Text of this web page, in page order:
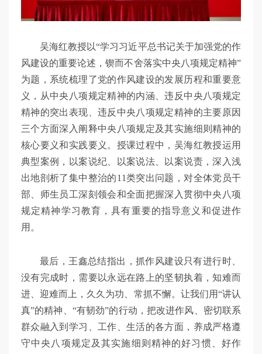
吴海红教授以“学习习近平总书记关于加强党的作
风建设的重要论述，锲而不舍落实中央八项规定精神”
为题，系统梳理了党的作风建设的发展历程和重要意
义，从中央八项规定精神的内涵、违反中央八项规定
精神的突出表现、违反中央八项规定精神的主要原因
三个方面深入阐释中央八项规定及其实施细则精神的
核心要义和实践要义。授课过程中，吴海红教授运用
典型案例，以案说纪、以案说法、以案说责，深入浅
出地剖析了集中整治的11类突出问题，对全体党员干
部、师生员工深刻领会和全面把握深入贯彻中央八项
规定精神学习教育，具有重要的指导意义和促进作
用。
最后，王鑫总结指出，抓作风建设只有进行时、
没有完成时，需要以永远在路上的坚韧执着，知难而
进、迎难而上，久久为功、常抓不懈。让我们用“讲认
真”的精神、“有韧劲”的行动，把改进作风、密切联系
群众融入到学习、工作、生活的各方面，养成严格遵
守中央八项规定及其实施细则精神的好习惯、好作